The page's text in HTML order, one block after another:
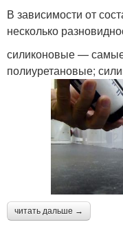
В зависимости от
несколько
силиконовые —
полиуретановые;
читать дальше →